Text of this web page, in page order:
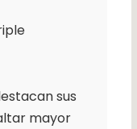
sus
mayor